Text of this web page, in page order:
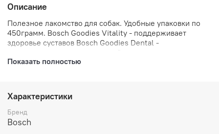
Описание
Полезное лакомство для собак. Удобные упаковки по
450грамм. Bosch Goodies Vitality - поддерживает
здоровье суставов Bosch Goodies Dental -
зубной налёт Bosch Goodies Light - лакомство для
Показать полностью
Характеристики
Бренд
Bosch